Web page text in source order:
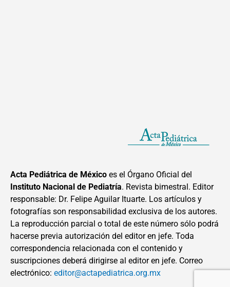
Acta Pediátrica de México es el Órgano Oficial del
Instituto Nacional de Pediatría. Revista bimestral. Editor
responsable: Dr. Felipe Aguilar Ituarte. Los artículos y
fotografías son responsabilidad exclusiva de los autores.
La reproducción parcial o total de este número sólo podrá
hacerse previa autorización del editor en jefe. Toda
correspondencia relacionada con el contenido y
suscripciones deberá dirigirse al editor en jefe. Correo
electrónico: editor@actapediatrica.org.mx